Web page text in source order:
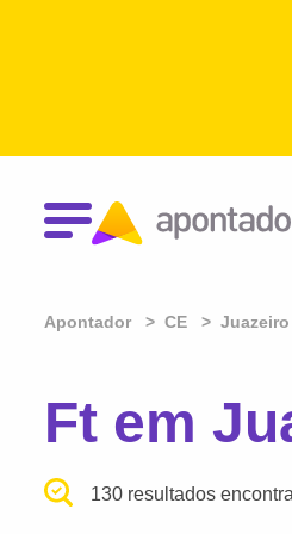
Apontador CE
Ft em
130 resultados